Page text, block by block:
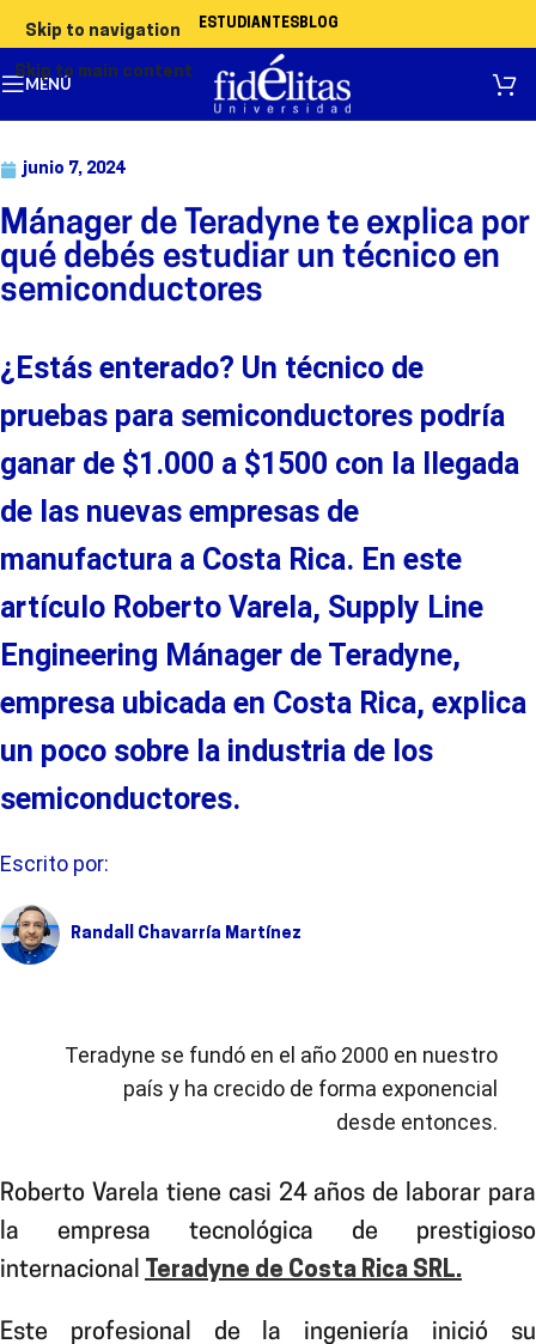
Skip to navigation
Skip to main content
ESTUDIANTESBLOG
MENÚ
junio 7, 2024
Mánager de Teradyne te explica por
qué debés estudiar un técnico en
semiconductores
¿Estás enterado? Un técnico de
pruebas para semiconductores podría
ganar de $1.000 a $1500 con la llegada
de las nuevas empresas de
manufactura a Costa Rica. En este
artículo Roberto Varela, Supply Line
Engineering Mánager de Teradyne,
empresa ubicada en Costa Rica, explica
un poco sobre la industria de los
semiconductores.
Escrito por:
Randall Chavarría Martínez
Teradyne se fundó en el año 2000 en nuestro
país y ha crecido de forma exponencial
desde entonces.
Roberto Varela tiene casi 24 años de laborar para
la empresa tecnológica de prestigioso
internacional Teradyne de Costa Rica SRL.
Este profesional de la ingeniería inició su